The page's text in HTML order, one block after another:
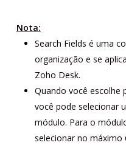
Nota:
Search Fields é uma
organização e se
Zoho Desk.
Quando você escolhe
você pode selecionar
módulo. Para o
selecionar no máximo